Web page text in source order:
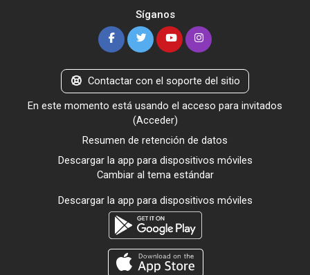
Síganos
Contactar con el soporte del sitio
En este momento está usando el acceso para invitados
(Acceder)
Resumen de retención de datos
Descargar la app para dispositivos móviles
Cambiar al tema estándar
Descargar la app para dispositivos móviles